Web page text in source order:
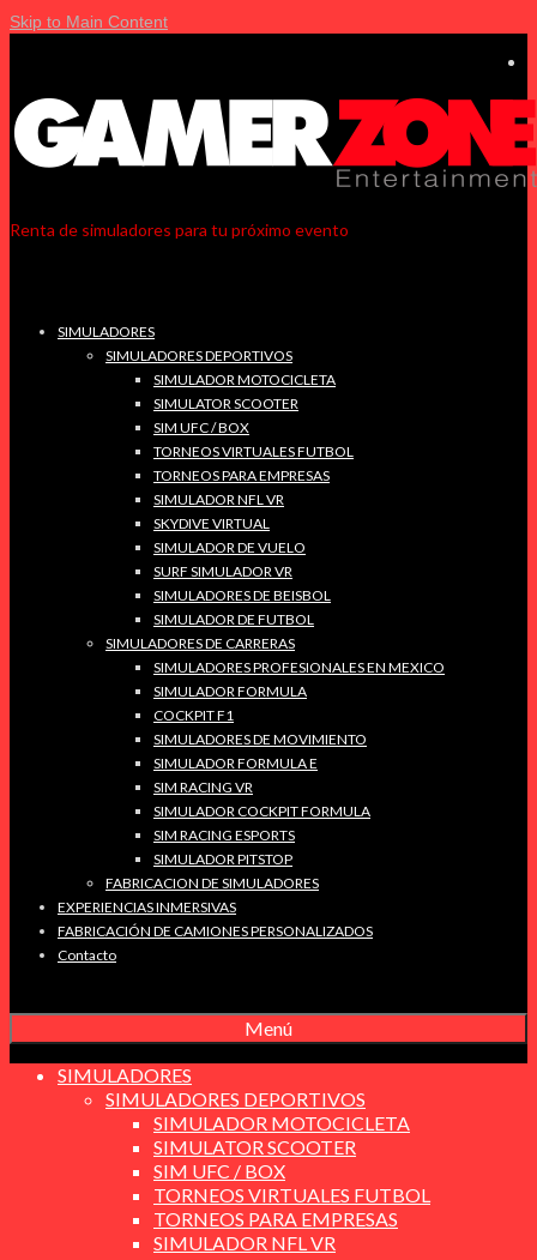
Skip to Main Content
Renta de simuladores para tu próximo evento
SIMULADORES
SIMULADORES DEPORTIVOS
SIMULADOR MOTOCICLETA
SIMULATOR SCOOTER
SIM UFC / BOX
TORNEOS VIRTUALES FUTBOL
TORNEOS PARA EMPRESAS
SIMULADOR NFL VR
SKYDIVE VIRTUAL
SIMULADOR DE VUELO
SURF SIMULADOR VR
SIMULADORES DE BEISBOL
SIMULADOR DE FUTBOL
SIMULADORES DE CARRERAS
SIMULADORES PROFESIONALES EN MEXICO
SIMULADOR FORMULA
COCKPIT F1
SIMULADORES DE MOVIMIENTO
SIMULADOR FORMULA E
SIM RACING VR
SIMULADOR COCKPIT FORMULA
SIM RACING ESPORTS
SIMULADOR PITSTOP
FABRICACION DE SIMULADORES
EXPERIENCIAS INMERSIVAS
FABRICACIÓN DE CAMIONES PERSONALIZADOS
Contacto
Menú
SIMULADORES
SIMULADORES DEPORTIVOS
SIMULADOR MOTOCICLETA
SIMULATOR SCOOTER
SIM UFC / BOX
TORNEOS VIRTUALES FUTBOL
TORNEOS PARA EMPRESAS
SIMULADOR NFL VR